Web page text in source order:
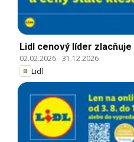
Lidl cenový líder zlacňuje
02.02.2026-31.12.2026
Lidl